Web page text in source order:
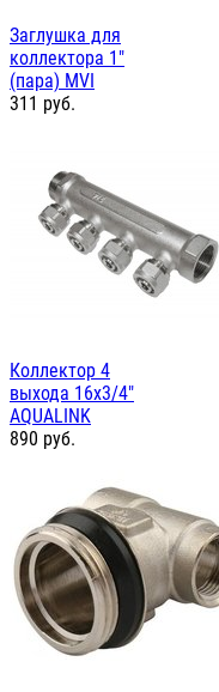
Заглушка для
коллектора 1"
(пара) MVI
311 руб.
Коллектор 4
выхода 16х3/4"
AQUALINK
890 руб.